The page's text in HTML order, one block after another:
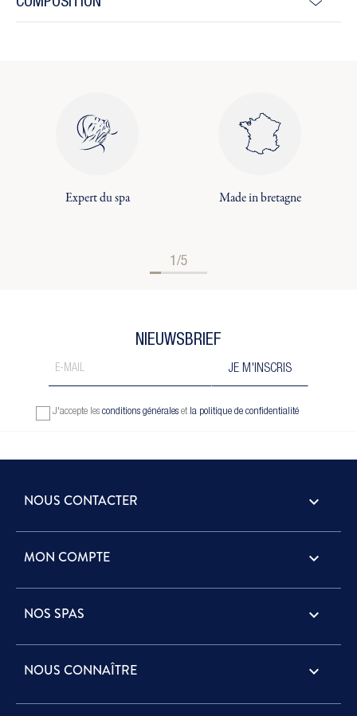
COMPOSITION
Expert du spa Made in bretagne
1/5
NIEUWSBRIEF
J'accepte les conditions générales et la politique de confidentialité
NOUS CONTACTER keyboard_arrow_down
MON COMPTE 
NOS SPAS 
NOUS CONNAÎTRE 